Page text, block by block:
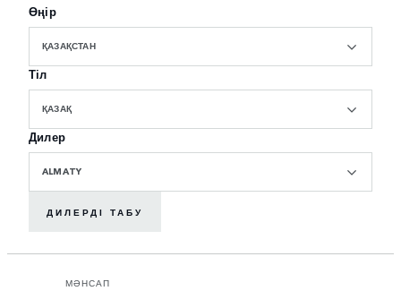
Өңір
ҚАЗАҚСТАН
Тіл
ҚАЗАҚ
Дилер
ALMATY
ДИЛЕРДІ ТАБУ
МӘНСАП